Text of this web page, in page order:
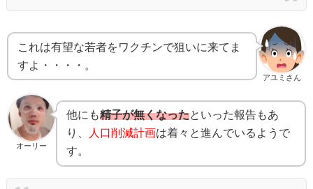
アユミさん
これは有望な若者をワクチンで狙いに来てま
すよ・・・・。
オーリー
他にも精子が無くなったといった報告もあ
り、
人口削減計画は着々と進んでいるようで
す。